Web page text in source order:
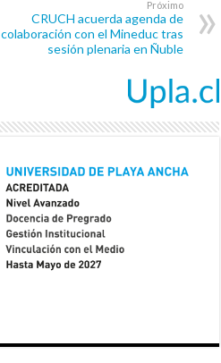
Próximo
CRUCH acuerda agenda de
colaboración con el Mineduc tras
sesión plenaria en Ñuble